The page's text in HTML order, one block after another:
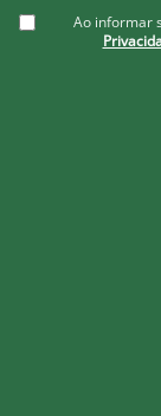
Ao informar